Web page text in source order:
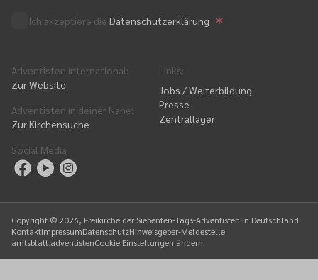
Ich akzeptiere die Datenschutzerklärung
Adventisten international:
Zur Website
Adventisten in deiner Nähe:
Zur Kirchensuche
Social Media
Links:
Jobs / Weiterbildung
Presse
Zentrallager
Copyright © 2026, Freikirche der Siebenten-Tags-Adventisten in Deutschland
KontaktImpressumDatenschutzHinweisgeber-Meldestelle
amtsblatt.adventistenCookie Einstellungen ändern